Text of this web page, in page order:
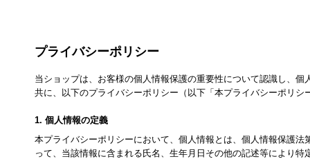
プライバシーポリシー
当ショップは、お客様の個人情報保護の重要性について認識し、
共に、以下のプライバシーポリシー（以下「本プライバシーポリ
1. 個人情報の定義
本プライバシーポリシーにおいて、個人情報とは、個人情報保護
って、当該情報に含まれる氏名、生年月日その他の記述等により